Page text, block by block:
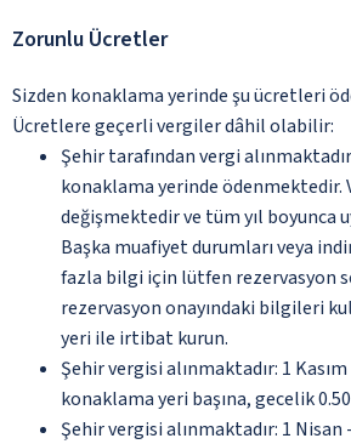
Zorunlu Ücretler
Sizden konaklama yerinde şu ücretleri
Ücretlere geçerli vergiler dâhil olabilir:
Şehir tarafından vergi
konaklama yerinde ödenmektedir.
değişmektedir ve tüm yıl boyunca
Başka muafiyet durumları veya
fazla bilgi için lütfen rezervasyon
rezervasyon onayındaki bilgileri
yeri ile irtibat kurun.
Şehir vergisi alınmaktadır: 1
konaklama yeri başına, gecelik
Şehir vergisi alınmaktadır: 1